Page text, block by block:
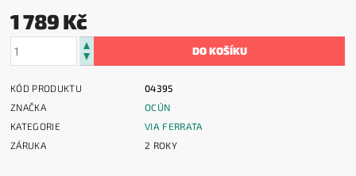
1 789 Kč
KÓD PRODUKTU
04395
ZNAČKA
OCÚN
KATEGORIE
VIA FERRATA
ZÁRUKA
2 ROKY